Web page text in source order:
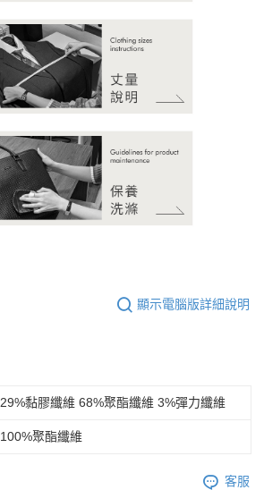
顯示電腦版詳細說明
29%黏膠纖維 68%聚酯纖維 3%彈力纖維
100%聚酯纖維
客服